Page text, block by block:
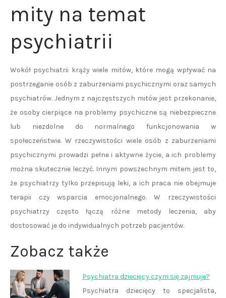
mity na temat
psychiatrii
Wokół psychiatrii krąży wiele mitów, które mogą wpływać na
postrzeganie osób z zaburzeniami psychicznymi oraz samych
psychiatrów. Jednym z najczęstszych mitów jest przekonanie,
że osoby cierpiące na problemy psychiczne są niebezpieczne
lub niezdolne do normalnego funkcjonowania w
społeczeństwie. W rzeczywistości wiele osób z zaburzeniami
psychicznymi prowadzi pełne i aktywne życie, a ich problemy
można skutecznie leczyć. Innym powszechnym mitem jest to,
że psychiatrzy tylko przepisują leki, a ich praca nie obejmuje
terapii czy wsparcia emocjonalnego. W rzeczywistości
psychiatrzy często łączą różne metody leczenia, aby
dostosować je do indywidualnych potrzeb pacjentów.
Zobacz także
Psychiatra dziecięcy czym się zajmuje?
Psychiatra dziecięcy to specjalista,